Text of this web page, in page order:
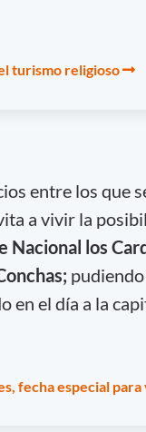
turismo religioso
entre los que
a vivir la
Nacional los
en el día a la
fecha especial